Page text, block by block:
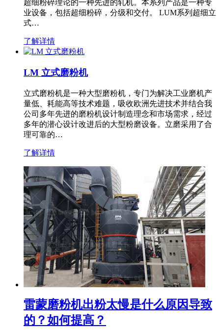
超细粉碎理论的一种先进的轧机。本系列产品是一种专
业设备，包括超细粉碎，分级和交付。 LUM系列超细立
式…
了解详情
LM 立式磨粉机
立式磨粉机是一种大型磨粉机，专门为解决工业磨机产
量低、耗能高等技术难题，吸收欧洲先进技术并结合我
公司多年先进的磨粉机设计制造理念和市场需求，经过
多年的潜心设计改进后的大型粉磨设备。立磨采用了合
理可靠的…
了解详情
雷蒙磨粉机出粉太慢是什么原因导致
的？如何提高？